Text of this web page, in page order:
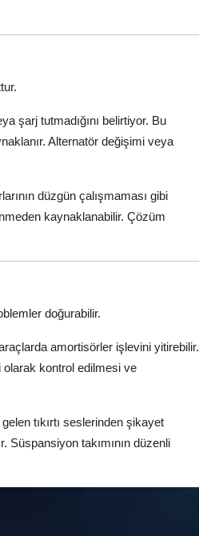
şarj tutmadığını belirtiyor. Bu
Alternatör değişimi veya
düzgün çalışmaması gibi
kaynaklanabilir. Çözüm
doğurabilir.
amortisörler işlevini yitirebilir.
olarak kontrol edilmesi ve
tıkırtı seslerinden şikayet
Süspansiyon takımının düzenli